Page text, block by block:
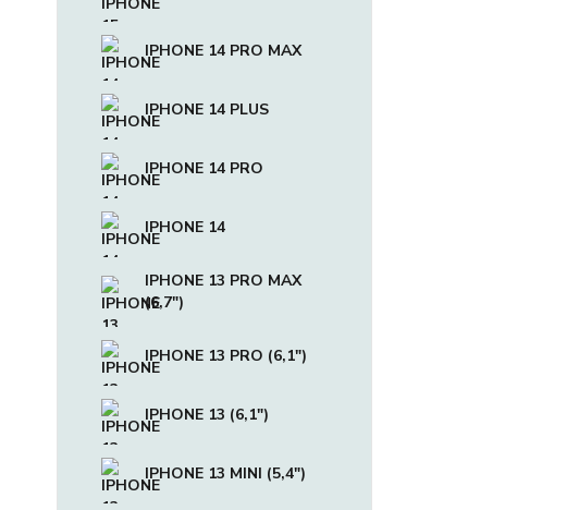
IPHONE 14 PRO MAX
IPHONE 14 PLUS
IPHONE 14 PRO
IPHONE 14
IPHONE 13 PRO MAX
(6,7")
IPHONE 13 PRO (6,1")
IPHONE 13 (6,1")
IPHONE 13 MINI (5,4")